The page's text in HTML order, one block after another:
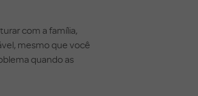
com a família,
mesmo que você
quando as